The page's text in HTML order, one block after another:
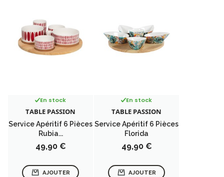
En stock
TABLE PASSION
Service Apéritif 6 Pièces
Rubia...
Prix
49,90 €
AJOUTER
En stock
TABLE PASSION
Service Apéritif 6 Pièces
Florida
Prix
49,90 €
AJOUTER